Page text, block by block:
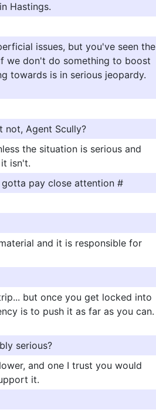
Hastings.
issues, but you've seen the
we don't do something to boost
towards is in serious jeopardy.
not, Agent Scully?
the situation is serious and
isn't.
pay close attention #
and it is responsible for
but once you get locked into
is to push it as far as you can.
serious?
and one I trust you would
it.